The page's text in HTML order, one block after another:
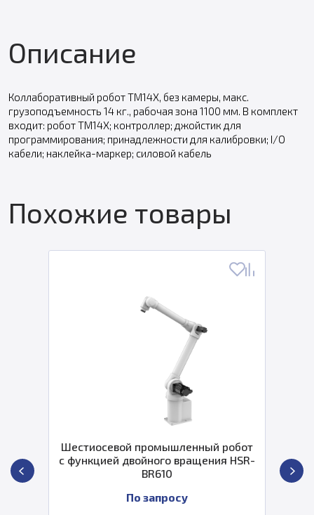
Описание
Коллаборативный робот TM14X, без камеры, макс.
грузоподъемность 14 кг., рабочая зона 1100 мм. В комплект
входит: робот TM14X; контроллер; джойстик для
программирования; принадлежности для калибровки; I/O
кабели; наклейка-маркер; силовой кабель
Похожие товары
Шестиосевой промышленный робот
c функцией двойного вращения HSR-
BR610
По запросу